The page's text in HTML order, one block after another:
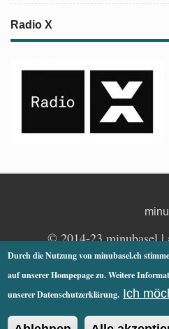
Radio X
minu
© 2014-23 minubasel |
Impressum
Durch die Nutzung von minubasel.ch
auf unserer Hompepage zu. Weitere
unserer Datenschutzerklärung. Ich